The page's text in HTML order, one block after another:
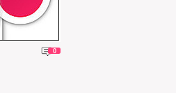
0